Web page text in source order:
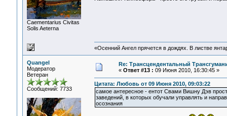
Сaementarius Civitas
Solis Aeterna
«Осенний Ангел прячется в дождях. В листве
Quangel
Модератор
Ветеран
Сообщений: 7733
Re: Трансцендентальный
« Ответ #13 : 09 Июня 2010, 16:30:45 »
Цитата: Любовь от 09 Июня 2010, 09:03:22
самое антересное - ентот Свами Вишну Дэв
заведений, в которых обучали управлять и
осознания